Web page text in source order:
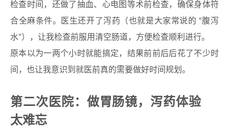
检查时间，还做了抽血、心电图等术前检查，确保身体符
合全麻条件。医生还开了泻药（也就是大家常说的 “腹泻
水”），让我检查前服用清空肠道，方便检查顺利进行。
原本以为一两个小时就能搞定，结果前前后后花了不少时
间，也让我意识到就医前真的需要做好时间规划。
第二次医院：做胃肠镜，泻药体验
太难忘